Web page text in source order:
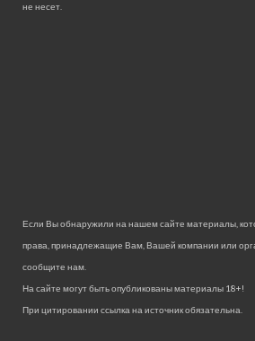
не несет.
Если Вы обнаружили на нашем сайте материалы,
права, принадлежащие Вам, Вашей компании или
сообщите нам.
На сайте могут быть опубликованы материалы 18+!
При цитировании ссылка на источник обязательна.